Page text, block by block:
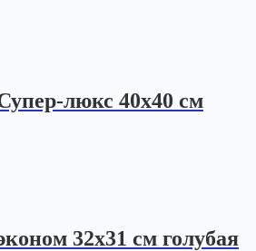
люкс 40х40 см
32х31 см голубая